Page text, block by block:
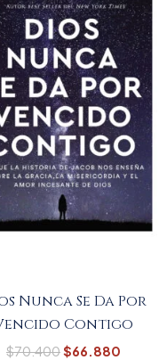
Nunca Se Da Por
Contigo
$70.400$66.880